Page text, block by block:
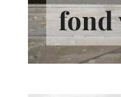
fond